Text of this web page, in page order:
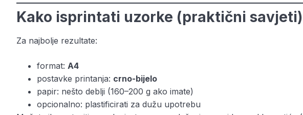
Kako isprintati uzorke (praktični savjeti)
Za najbolje rezultate:
format: A4
postavke printanja: crno-bijelo
papir: nešto deblji (160–200 g ako imate)
opcionalno: plastificirati za dužu upotrebu